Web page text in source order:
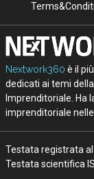
Nextwork360 è il
dedicati ai temi
Imprenditoriale. Ha
imprenditoriale
Testata registrata
Testata scientifica